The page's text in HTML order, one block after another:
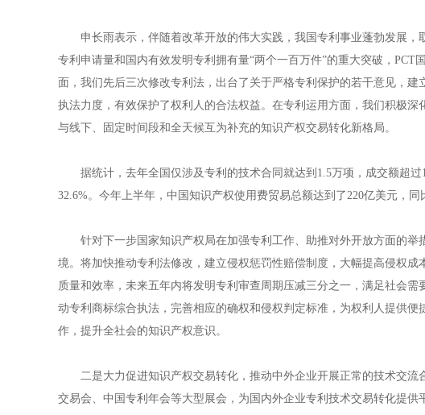
申长雨表示，伴随着改革开放的伟大实践，我国专利事业蓬勃发展，
专利申请量和国内有效发明专利拥有量“两个一百万件”的重大突破，
面，我们先后三次修改专利法，出台了关于严格专利保护的若干意见，
执法力度，有效保护了权利人的合法权益。在专利运用方面，我们积极
与线下、固定时间段和全天候互为补充的知识产权交易转化新格局。
据统计，去年全国仅涉及专利的技术合同就达到1.5万项，成交额超过
32.6%。今年上半年，中国知识产权使用费贸易总额达到了220亿美元，同
针对下一步国家知识产权局在加强专利工作、助推对外开放方面的举
境。将加快推动专利法修改，建立侵权惩罚性赔偿制度，大幅提高侵权
质量和效率，未来五年内将发明专利审查周期压减三分之一，满足社会
动专利商标综合执法，完善相应的确权和侵权判定标准，为权利人提供
作，提升全社会的知识产权意识。
二是大力促进知识产权交易转化，推动中外企业开展正常的技术交流
交易会、中国专利年会等大型展会，为国内外企业专利技术交易转化提